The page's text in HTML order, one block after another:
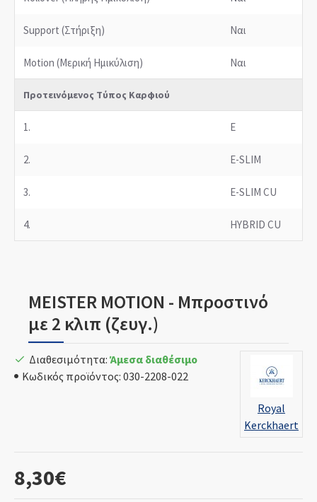
Support (Στήριξη) Ναι
Motion (Μερική Ημικύλιση) Ναι
Προτεινόμενος Τύπος Καρφιού
1. E
2. E-SLIM
3. E-SLIM CU
4. HYBRID CU
MEISTER MOTION - Μπροστινό
με 2 κλιπ (ζευγ.)
8,30€
Διαθεσιμότητα: Άμεσα διαθέσιμο
Κωδικός προϊόντος: 030-2208-022
Royal
Kerckhaert